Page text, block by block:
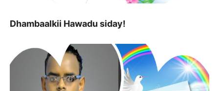
Dhambaalkii Hawadu siday!